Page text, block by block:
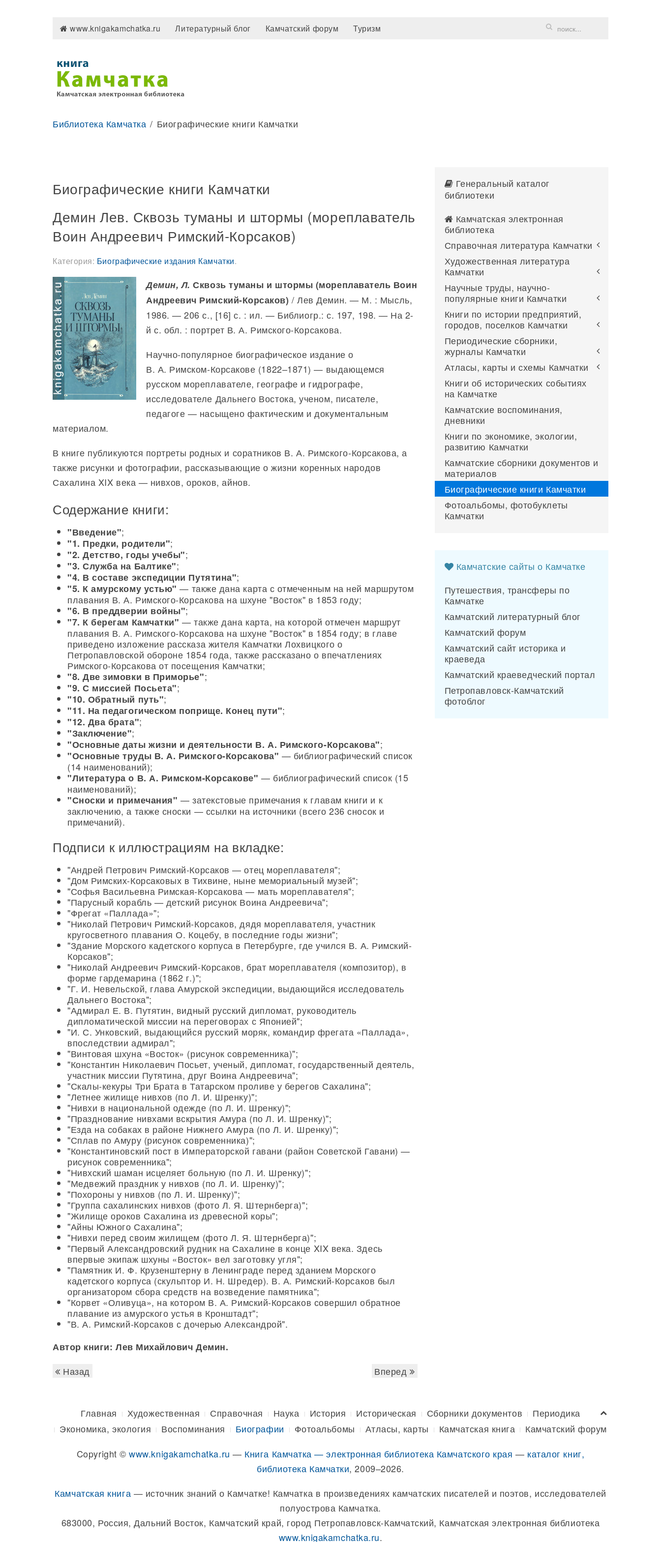
www.knigakamchatka.ru Литературный блог Камчатский форум Туризм
Библиотека Камчатка Биографические книги Камчатки
Биографические книги Камчатки
Демин Лев. Сквозь туманы и штормы (мореплаватель
Воин Андреевич Римский-Корсаков)
Категория: Биографические издания Камчатки.
Демин, Л. Сквозь туманы и штормы (мореплаватель Воин
Андреевич Римский-Корсаков) / Лев Демин. — М. : Мысль,
1986. — 206 с., [16] с. : ил. — Библиогр.: с. 197, 198. — На 2-
й с. обл. : портрет В. А. Римского-Корсакова.
Научно-популярное биографическое издание о
В. А. Римском-Корсакове (1822–1871) — выдающемся
русском мореплавателе, географе и гидрографе,
исследователе Дальнего Востока, ученом, писателе,
педагоге — насыщено фактическим и документальным
материалом.
В книге публикуются портреты родных и соратников В. А. Римского-Корсакова, а
также рисунки и фотографии, рассказывающие о жизни коренных народов
Сахалина XIX века — нивхов, ороков, айнов.
Содержание книги:
"Введение";
"1. Предки, родители";
"2. Детство, годы учебы";
"3. Служба на Балтике";
"4. В составе экспедиции Путятина";
"5. К амурскому устью" — также дана карта с отмеченным на ней маршрутом
плавания В. А. Римского-Корсакова на шхуне "Восток" в 1853 году;
"6. В преддверии войны";
"7. К берегам Камчатки" — также дана карта, на которой отмечен маршрут
плавания В. А. Римского-Корсакова на шхуне "Восток" в 1854 году; в главе
приведено изложение рассказа жителя Камчатки Лохвицкого о
Петропавловской обороне 1854 года, также рассказано о впечатлениях
Римского-Корсакова от посещения Камчатки;
"8. Две зимовки в Приморье";
"9. С миссией Посьета";
"10. Обратный путь";
"11. На педагогическом поприще. Конец пути";
"12. Два брата";
"Заключение";
"Основные даты жизни и деятельности В. А. Римского-Корсакова";
"Основные труды В. А. Римского-Корсакова" — библиографический список
(14 наименований);
"Литература о В. А. Римском-Корсакове" — библиографический список (15
наименований);
"Сноски и примечания" — затекстовые примечания к главам книги и к
заключению, а также сноски — ссылки на источники (всего 236 сносок и
примечаний).
Подписи к иллюстрациям на вкладке:
"Андрей Петрович Римский-Корсаков — отец мореплавателя";
"Дом Римских-Корсаковых в Тихвине, ныне мемориальный музей";
"Софья Васильевна Римская-Корсакова — мать мореплавателя";
"Парусный корабль — детский рисунок Воина Андреевича";
"Фрегат «Паллада»";
"Николай Петрович Римский-Корсаков, дядя мореплавателя, участник
кругосветного плавания О. Коцебу, в последние годы жизни";
"Здание Морского кадетского корпуса в Петербурге, где учился В. А. Римский-
Корсаков";
"Николай Андреевич Римский-Корсаков, брат мореплавателя (композитор), в
форме гардемарина (1862 г.)";
"Г. И. Невельской, глава Амурской экспедиции, выдающийся исследователь
Дальнего Востока";
"Адмирал Е. В. Путятин, видный русский дипломат, руководитель
дипломатической миссии на переговорах с Японией";
"И. С. Унковский, выдающийся русский моряк, командир фрегата «Паллада»,
впоследствии адмирал";
"Винтовая шхуна «Восток» (рисунок современника)";
"Константин Николаевич Посьет, ученый, дипломат, государственный деятель,
участник миссии Путятина, друг Воина Андреевича";
"Скалы-кекуры Три Брата в Татарском проливе у берегов Сахалина";
"Летнее жилище нивхов (по Л. И. Шренку)";
"Нивхи в национальной одежде (по Л. И. Шренку)";
"Празднование нивхами вскрытия Амура (по Л. И. Шренку)";
"Езда на собаках в районе Нижнего Амура (по Л. И. Шренку)";
"Сплав по Амуру (рисунок современника)";
"Константиновский пост в Императорской гавани (район Советской Гавани) —
рисунок современника";
"Нивхский шаман исцеляет больную (по Л. И. Шренку)";
"Медвежий праздник у нивхов (по Л. И. Шренку)";
"Похороны у нивхов (по Л. И. Шренку)";
"Группа сахалинских нивхов (фото Л. Я. Штернберга)";
"Жилище ороков Сахалина из древесной коры";
"Айны Южного Сахалина";
"Нивхи перед своим жилищем (фото Л. Я. Штернберга)";
"Первый Александровский рудник на Сахалине в конце XIX века. Здесь
впервые экипаж шхуны «Восток» вел заготовку угля";
"Памятник И. Ф. Крузенштерну в Ленинграде перед зданием Морского
кадетского корпуса (скульптор И. Н. Шредер). В. А. Римский-Корсаков был
организатором сбора средств на возведение памятника";
"Корвет «Оливуца», на котором В. А. Римский-Корсаков совершил обратное
плавание из амурского устья в Кронштадт";
"В. А. Римский-Корсаков с дочерью Александрой".
Автор книги: Лев Михайлович Демин.
Назад
Вперед
Генеральный каталог
библиотеки
Камчатская электронная
библиотека
Справочная литература Камчатки
Художественная литература
Камчатки
Научные труды, научно-
популярные книги Камчатки
Книги по истории предприятий,
городов, поселков Камчатки
Периодические сборники,
журналы Камчатки
Атласы, карты и схемы Камчатки
Книги об исторических событиях
на Камчатке
Камчатские воспоминания,
дневники
Книги по экономике, экологии,
развитию Камчатки
Камчатские сборники документов и
материалов
Биографические книги Камчатки
Фотоальбомы, фотобуклеты
Камчатки
Камчатские сайты о Камчатке
Путешествия, трансферы по
Камчатке
Камчатский литературный блог
Камчатский форум
Камчатский сайт историка и
краеведа
Камчатский краеведческий портал
Петропавловск-Камчатский
фотоблог
Главная Художественная Справочная Наука История Историческая Сборники документов
Периодика
Экономика, экология
Воспоминания Биографии Фотоальбомы Атласы, карты Камчатская книга
Камчатский форум
Copyright ©www.knigakamchatka.ru — Книга Камчатка — электронная библиотека Камчатского края — каталог книг,
библиотека Камчатки, 2009–2026.
Камчатская книга — источник знаний о Камчатке! Камчатка в произведениях камчатских писателей и поэтов, исследователей
полуострова Камчатка.
683000, Россия, Дальний Восток, Камчатский край, город Петропавловск-Камчатский, Камчатская электронная библиотека
www.knigakamchatka.ru.